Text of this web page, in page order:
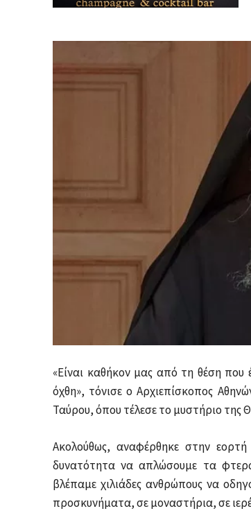
«Είναι καθήκον μας από τη θέση
όχθη», τόνισε ο Αρχιεπίσκοπος
Ταύρου, όπου τέλεσε το μυστήριο της
Ακολούθως, αναφέρθηκε στην
δυνατότητα να απλώσουμε τα
βλέπαμε χιλιάδες ανθρώπους να
προσκυνήματα, σε μοναστήρια, σε